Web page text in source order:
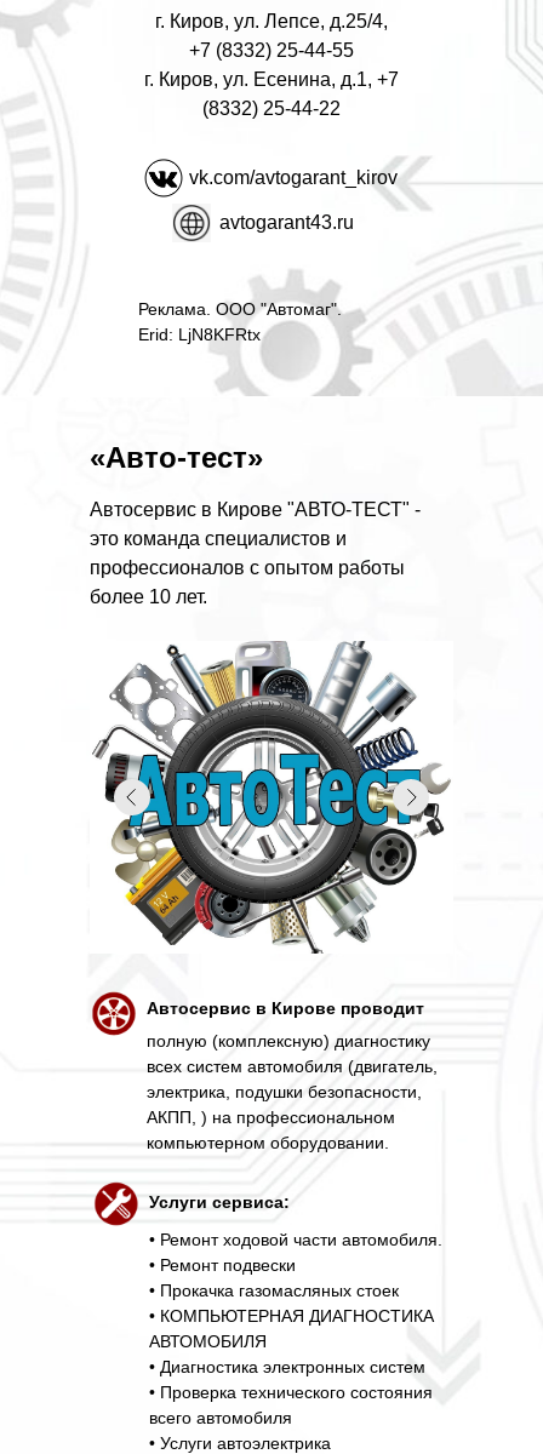
г. Киров, ул. Лепсе, д.25/4,
+7 (8332) 25-44-55
г. Киров, ул. Есенина, д.1, +7
(8332) 25-44-22
vk.com/avtogarant_kirov
avtogarant43.ru
Реклама. ООО "Автомаг".
Erid: LjN8KFRtx
«Авто-тест»
Автосервис в Кирове "АВТО-ТЕСТ" -
это команда специалистов и
профессионалов с опытом работы
более 10 лет.
Автосервис в Кирове проводит
полную (комплексную) диагностику
всех систем автомобиля (двигатель,
электрика, подушки безопасности,
АКПП, ) на профессиональном
компьютерном оборудовании.
Услуги сервиса:
• Ремонт ходовой части автомобиля.
• Ремонт подвески
• Прокачка газомасляных стоек
• КОМПЬЮТЕРНАЯ ДИАГНОСТИКА
АВТОМОБИЛЯ
• Диагностика электронных систем
• Проверка технического состояния
всего автомобиля
• Услуги автоэлектрика